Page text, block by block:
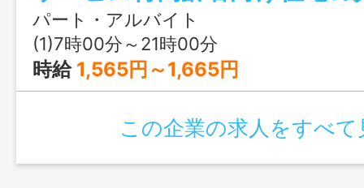
介護、レクリエーション実施、居室清掃
準備など ★ご希望と通勤距離を考慮し、
ます★ 【主な兼務先事業所】 ・サ高住
ン四條畷：四條畷市中野 ・ショートス
緑地 ほか ＊変更範囲：変更なし
パート・アルバイト
(1)7時00分～21時00分
時給 1,565円～1,665円
この企業の求人をすべて